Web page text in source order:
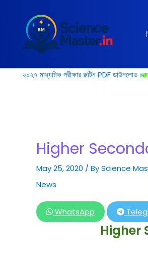
content
২০২৭ মাধ্যমিক পরীক্ষার রুটিন PDF ডাউনলোড
Higher
May 25, 2020 / ByScience
News
WhatsApp
Higher